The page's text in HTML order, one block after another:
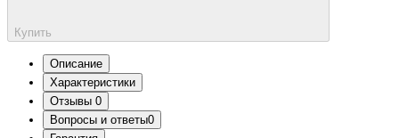
Купить
Описание
Характеристики
Отзывы 0
Вопросы и ответы0